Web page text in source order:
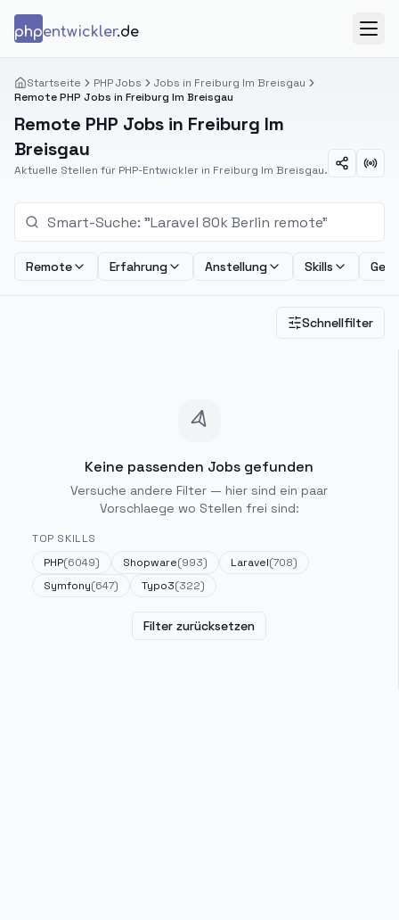
phpentwickler.de
Startseite PHP Jobs
Jobs in Freiburg Im Breisgau
Remote PHP Jobs in Freiburg Im Breisgau
Remote PHP Jobs in Freiburg Im
Breisgau
Aktuelle Stellen für PHP-Entwickler in Freiburg Im Breisgau.
Remote Erfahrung Anstellung Skills
Schnellfilter
Keine passenden Jobs gefunden
Versuche andere Filter — hier sind ein paar
Vorschlaege wo Stellen frei sind:
TOP SKILLS
PHP(6049) Shopware(993) Laravel(708)
Symfony(647) Typo3(322)
Filter zurücksetzen